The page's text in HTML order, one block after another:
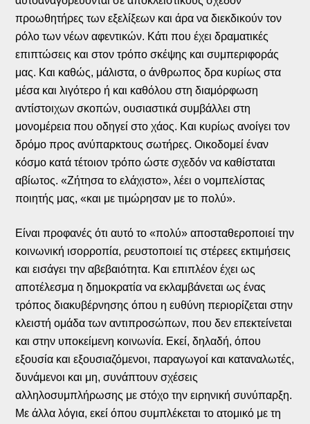
προωθητήρες των εξελίξεων και άρα να διεκδικούν τον
ρόλο των νέων αφεντικών. Κάτι που έχει δραματικές
επιπτώσεις και στον τρόπο σκέψης και συμπεριφοράς
μας. Και καθώς, μάλιστα, ο άνθρωπος δρα κυρίως στα
μέσα και λιγότερο ή και καθόλου στη διαμόρφωση
αντίστοιχων σκοπών, ουσιαστικά συμβάλλει στη
μονομέρεια που οδηγεί στο χάος. Και κυρίως ανοίγει τον
δρόμο προς ανύπαρκτους σωτήρες. Οικοδομεί έναν
κόσμο κατά τέτοιον τρόπο ώστε σχεδόν να καθίσταται
αβίωτος. «Ζήτησα το ελάχιστο», λέει ο νομπελίστας
ποιητής μας, «και με τιμώρησαν με το πολύ».
Είναι προφανές ότι αυτό το «πολύ» αποσταθεροποιεί την
κοινωνική ισορροπία, ρευστοποιεί τις στέρεες εκτιμήσεις
και εισάγει την αβεβαιότητα. Και επιπλέον έχει ως
αποτέλεσμα η δημοκρατία να εκλαμβάνεται ως ένας
τρόπος διακυβέρνησης όπου η ευθύνη περιορίζεται στην
κλειστή ομάδα των αντιπροσώπων, που δεν επεκτείνεται
και στην υποκείμενη κοινωνία. Εκεί, δηλαδή, όπου
εξουσία και εξουσιαζόμενοι, παραγωγοί και καταναλωτές,
δυνάμενοι και μη, συνάπτουν σχέσεις
αλληλοσυμπλήρωσης με στόχο την ειρηνική συνύπαρξη.
Με άλλα λόγια, εκεί όπου συμπλέκεται το ατομικό με τη